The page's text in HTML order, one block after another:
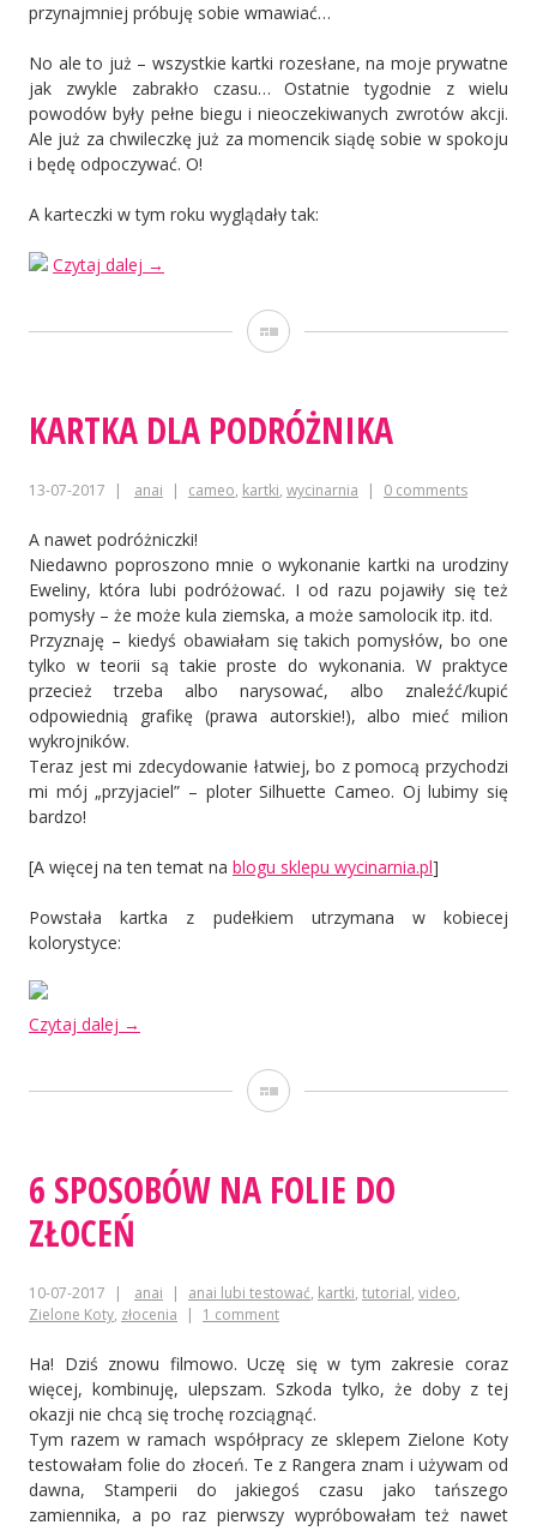
przynajmniej próbuję sobie wmawiać…
No ale to już – wszystkie kartki rozesłane, na moje prywatne
jak zwykle zabrakło czasu… Ostatnie tygodnie z wielu
powodów były pełne biegu i nieoczekiwanych zwrotów akcji.
Ale już za chwileczkę już za momencik siądę sobie w spokoju
i będę odpoczywać. O!
A karteczki w tym roku wyglądały tak:
Czytaj dalej „Kartki
→
Galeria
KARTKA DLA PODRÓŻNIKA
13-07-2017 anai cameo, kartki, wycinarnia 0 comments
A nawet podróżniczki!
Niedawno poproszono mnie o wykonanie kartki na urodziny
Eweliny, która lubi podróżować. I od razu pojawiły się też
pomysły – że może kula ziemska, a może samolocik itp. itd.
Przyznaję – kiedyś obawiałam się takich pomysłów, bo one
tylko w teorii są takie proste do wykonania. W praktyce
przecież trzeba albo narysować, albo znaleźć/kupić
odpowiednią grafikę (prawa autorskie!), albo mieć milion
wykrojników.
Teraz jest mi zdecydowanie łatwiej, bo z pomocą przychodzi
mi mój „przyjaciel” – ploter Silhuette Cameo. Oj lubimy się
bardzo!
[A więcej na ten temat na blogu sklepu wycinarnia.pl]
Powstała kartka z pudełkiem utrzymana w kobiecej
kolorystyce:
Czytaj dalej „Kartka
→
Galeria
6 SPOSOBÓW NA FOLIE DO
ZŁOCEŃ
10-07-2017 anai anai lubi testować, kartki, tutorial, video,
Zielone Koty, złocenia 1 comment
Ha! Dziś znowu filmowo. Uczę się w tym zakresie coraz
więcej, kombinuję, ulepszam. Szkoda tylko, że doby z tej
okazji nie chcą się trochę rozciągnąć.
Tym razem w ramach współpracy ze sklepem Zielone Koty
testowałam folie do złoceń. Te z Rangera znam i używam od
dawna, Stamperii do jakiegoś czasu jako tańszego
zamiennika, a po raz pierwszy wypróbowałam też nawet